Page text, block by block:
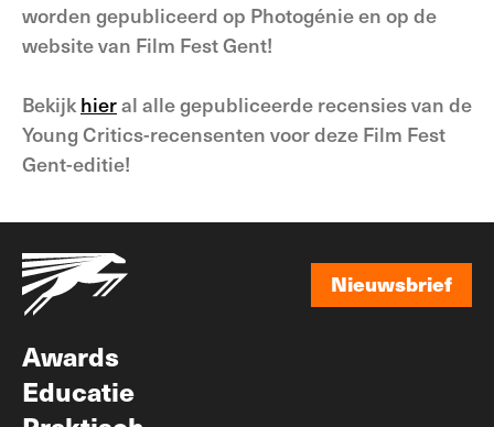
worden gepubliceerd op Photogénie en op de
website van Film Fest Gent!
Bekijkhieral alle gepubliceerde recensies van de
Young Critics-recensenten voor deze Film Fest
Gent-editie!
Nieuwsbrief
Awards
Educatie